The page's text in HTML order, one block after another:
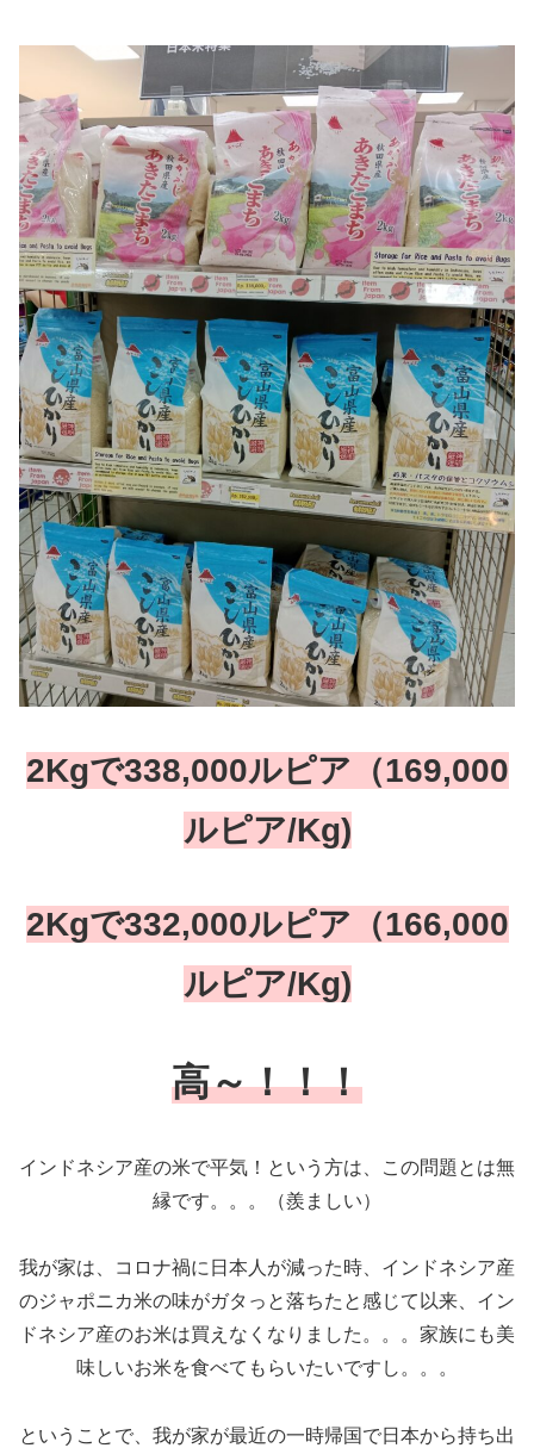
2Kgで338,000ルピア（169,000
ルピア/Kg)
2Kgで332,000ルピア（166,000
ルピア/Kg)
高～！！！
インドネシア産の米で平気！という方は、この問題とは無
縁です。。。（羨ましい）
我が家は、コロナ禍に日本人が減った時、インドネシア産
のジャポニカ米の味がガタっと落ちたと感じて以来、イン
ドネシア産のお米は買えなくなりました。。。家族にも美
味しいお米を食べてもらいたいですし。。。
ということで、我が家が最近の一時帰国で日本から持ち出